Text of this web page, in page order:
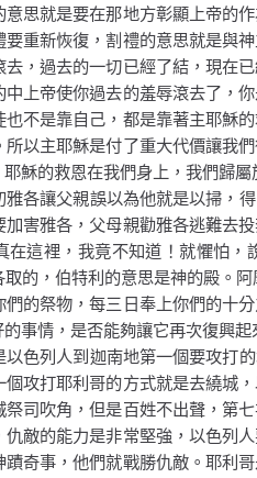
思就是要在那地方彰顯上帝的
重新恢復，割禮的意思就是與
去，過去的一切已經了結，現在
上帝使你過去的羞辱滾去了，
不是靠自己，都是靠著主耶穌
以主耶穌是付了重大代價讓我
穌的救恩在我們身上，我們歸屬
雅各讓父親誤以為他就是以掃，
害雅各，父母親勸雅各逃難去
在這裡，我竟不知道！就懼怕
的，伯特利的意思是神的殿。阿
的祭物，每三日奉上你們的十分
事情，是否能夠讓它再次復興起
以色列人到迦南地第一個要攻打
攻打耶利哥的方式就是去繞城
司吹角，但是百姓不出聲，第
敵的能力是非常堅強，以色列
奇事，他們就戰勝仇敵。耶利